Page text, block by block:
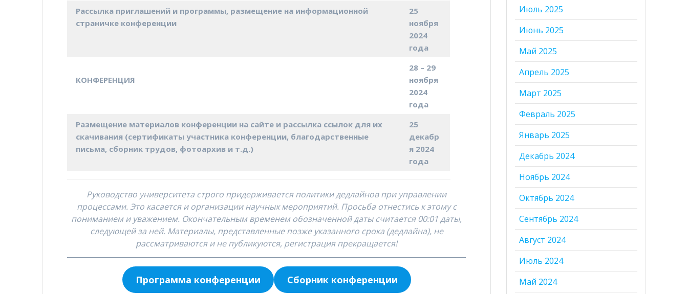
Рассылка приглашений и программы, размещение на информационной
страничке конференции
25
ноября
2024
года
КОНФЕРЕНЦИЯ
28 – 29
ноября
2024
года
Размещение материалов конференции на сайте и рассылка ссылок для их
скачивания (сертификаты участника конференции, благодарственные
письма, сборник трудов, фотоархив и т.д.)
25
декабр
я 2024
года
Руководство университета строго придерживается политики дедлайнов при управлении
процессами. Это касается и организации научных мероприятий. Просьба отнестись к этому с
пониманием и уважением. Окончательным временем обозначенной даты считается 00:01 даты,
следующей за ней. Материалы, представленные позже указанного срока (дедлайна), не
рассматриваются и не публикуются, регистрация прекращается!
Программа конференции Сборник конференции
Июль 2025
Июнь 2025
Май 2025
Апрель 2025
Март 2025
Февраль 2025
Январь 2025
Декабрь 2024
Ноябрь 2024
Октябрь 2024
Сентябрь 2024
Август 2024
Июль 2024
Май 2024